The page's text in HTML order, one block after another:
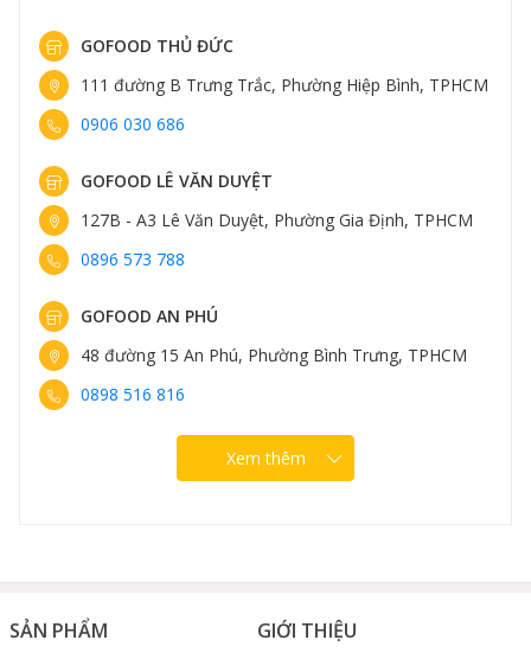
GOFOOD THỦ ĐỨC
111 đường B Trưng Trắc, Phường Hiệp Bình, TPHCM
0906 030 686
GOFOOD LÊ VĂN DUYỆT
127B - A3 Lê Văn Duyệt, Phường Gia Định, TPHCM
0896 573 788
GOFOOD AN PHÚ
48 đường 15 An Phú, Phường Bình Trưng, TPHCM
0898 516 816
Xem thêm
SẢN PHẨM GIỚI THIỆU